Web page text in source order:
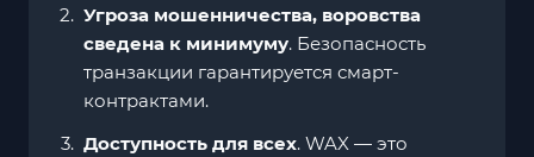
Угроза мошенничества, воровства
сведена к минимуму. Безопасность
транзакции гарантируется смарт-
контрактами.
Доступность для всех. WAX — это